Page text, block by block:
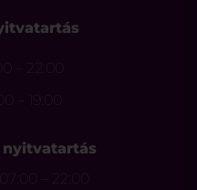
– 22:00
nyitvatartás
07:00 – 22:00